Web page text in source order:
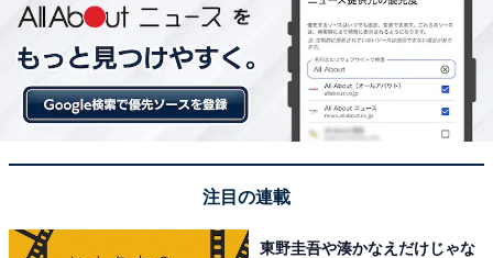
注目の連載
東野圭吾や湊かなえだけじゃな